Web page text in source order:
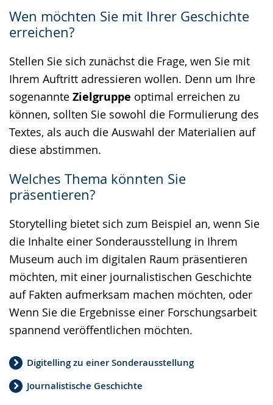
Wen möchten Sie mit Ihrer Geschichte
erreichen?
Stellen Sie sich zunächst die Frage, wen Sie mit
Ihrem Auftritt adressieren wollen. Denn um Ihre
sogenannte Zielgruppe optimal erreichen zu
können, sollten Sie sowohl die Formulierung des
Textes, als auch die Auswahl der Materialien auf
diese abstimmen.
Welches Thema könnten Sie
präsentieren?
Storytelling bietet sich zum Beispiel an, wenn Sie
die Inhalte einer Sonderausstellung in Ihrem
Museum auch im digitalen Raum präsentieren
möchten, mit einer journalistischen Geschichte
auf Fakten aufmerksam machen möchten, oder
Wenn Sie die Ergebnisse einer Forschungsarbeit
spannend veröffentlichen möchten.
Digitelling zu einer Sonderausstellung
Journalistische Geschichte